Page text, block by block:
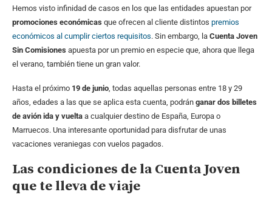
Hemos visto infinidad de casos en los que las entidades apuestan por
promociones económicas que ofrecen al cliente distintos premios
económicos al cumplir ciertos requisitos. Sin embargo, la Cuenta Joven
Sin Comisiones apuesta por un premio en especie que, ahora que llega
el verano, también tiene un gran valor.
Hasta el próximo 19 de junio , todas aquellas personas entre 18 y 29
años, edades a las que se aplica esta cuenta, podrán ganar dos billetes
de avión ida y vuelta a cualquier destino de España, Europa o
Marruecos. Una interesante oportunidad para disfrutar de unas
vacaciones veraniegas con vuelos pagados.
Las condiciones de la Cuenta Joven
que te lleva de viaje